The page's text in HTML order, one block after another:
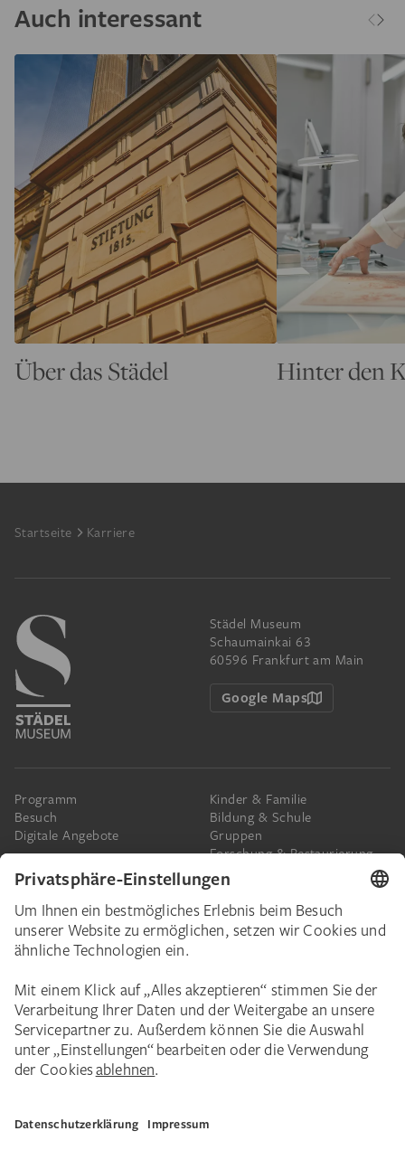
Auch interessant
Über das Städel Hinter den
Footer
Startseite Karriere
Städel Museum
Schaumainkai 63
60596 Frankfurt am Main
Google Maps
Programm
Besuch
Digitale Angebote
Kinder & Familie
Bildung & Schule
Gruppen
Forschung & Restaurierung
Presse
Das Städel
Spenden
Schenkungen & Nachlass
Corporate Events
Städelverein
Karriere
Städel Stories
Newsletter